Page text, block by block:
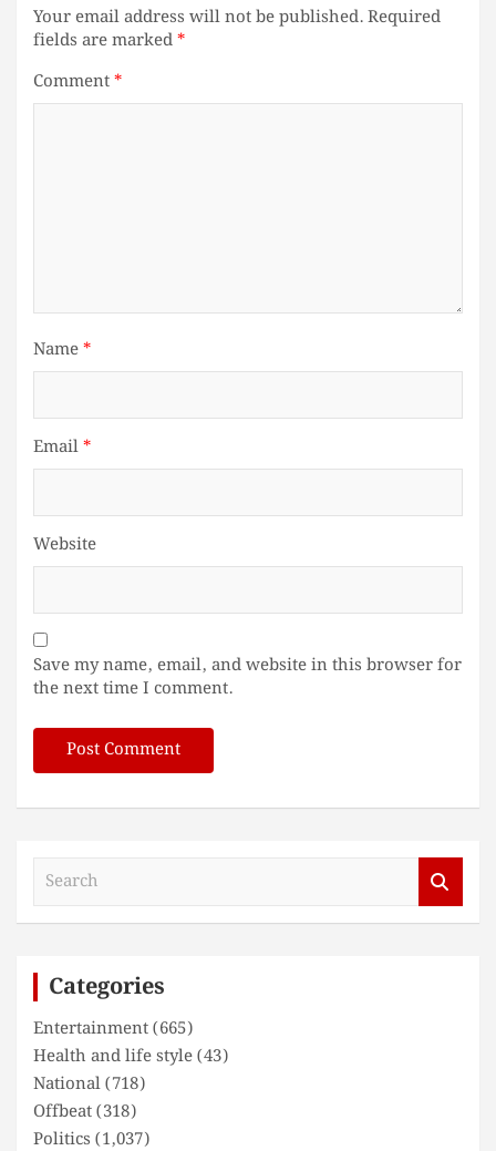
Your email address will not be published.Required
fields are marked*
Comment*
Name*
Email*
Website
Save my name, email, and website in this browser for
the next time I comment.
Categories
Entertainment(665)
Health and life style(43)
National(718)
Offbeat(318)
Politics (1,037)